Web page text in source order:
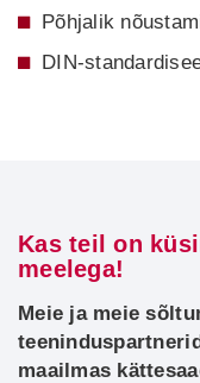
Põhjalik
DIN-
Kas teil on
meelega!
Meie ja meie
maailmas